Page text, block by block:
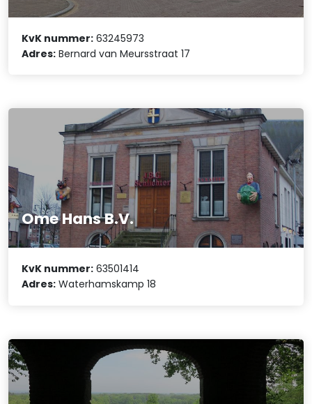
KvK nummer: 63245973
Adres: Bernard van Meursstraat 17
Ome Hans B.V.
KvK nummer: 63501414
Adres: Waterhamskamp 18